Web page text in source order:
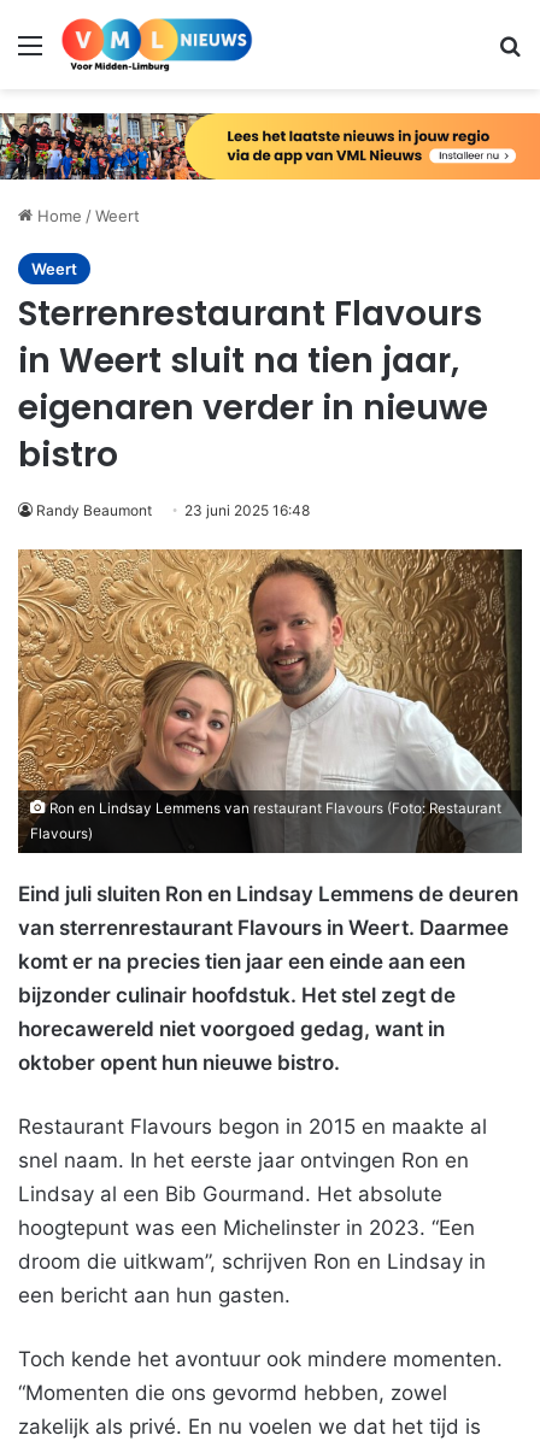
Menu
Home /Weert
Weert
Sterrenrestaurant Flavours
in Weert sluit na tien jaar,
eigenaren verder in nieuwe
bistro
Randy Beaumont 23 juni 2025 16:48
Ron en Lindsay Lemmens van restaurant Flavours (Foto: Restaurant
Flavours)
Eind juli sluiten Ron en Lindsay Lemmens de deuren
van sterrenrestaurant Flavours in Weert. Daarmee
komt er na precies tien jaar een einde aan een
bijzonder culinair hoofdstuk. Het stel zegt de
horecawereld niet voorgoed gedag, want in
oktober opent hun nieuwe bistro.
Restaurant Flavours begon in 2015 en maakte al
snel naam. In het eerste jaar ontvingen Ron en
Lindsay al een Bib Gourmand. Het absolute
hoogtepunt was een Michelinster in 2023. “Een
droom die uitkwam”, schrijven Ron en Lindsay in
een bericht aan hun gasten.
Toch kende het avontuur ook mindere momenten.
“Momenten die ons gevormd hebben, zowel
zakelijk als privé. En nu voelen we dat het tijd is